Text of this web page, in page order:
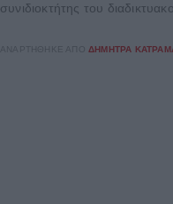
συνιδιοκτήτης του
ΑΝΑΡΤΉΘΗΚΕ ΑΠΌ ΔΉΜΗΤΡΑ